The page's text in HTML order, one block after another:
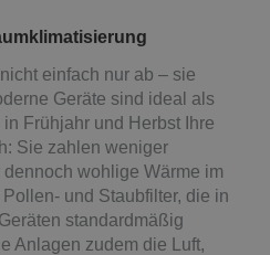
einfach nur ab – sie
Geräte sind ideal als
Frühjahr und Herbst Ihre
Sie zahlen weniger
wohlige Wärme im
und Staubfilter, die in
standardmäßig
Anlagen zudem die Luft,